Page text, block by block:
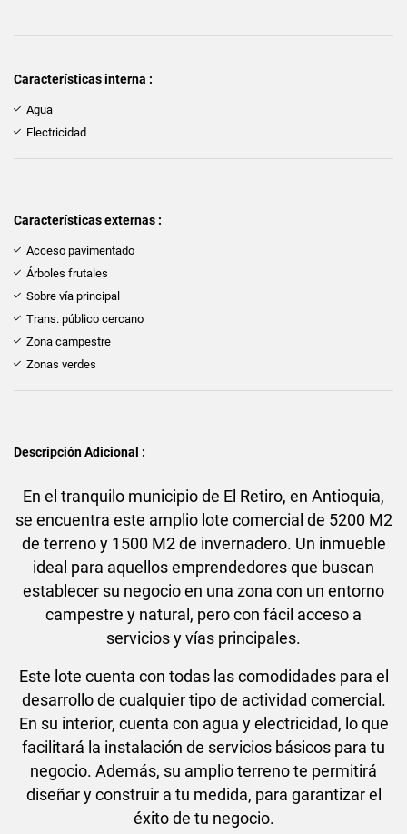
Características interna :
Agua
Electricidad
Características externas :
Acceso pavimentado
Árboles frutales
Sobre vía principal
Trans. público cercano
Zona campestre
Zonas verdes
Descripción Adicional :
En el tranquilo municipio de El Retiro, en Antioquia,
se encuentra este amplio lote comercial de 5200 M2
de terreno y 1500 M2 de invernadero. Un inmueble
ideal para aquellos emprendedores que buscan
establecer su negocio en una zona con un entorno
campestre y natural, pero con fácil acceso a
servicios y vías principales.
Este lote cuenta con todas las comodidades para el
desarrollo de cualquier tipo de actividad comercial.
En su interior, cuenta con agua y electricidad, lo que
facilitará la instalación de servicios básicos para tu
negocio. Además, su amplio terreno te permitirá
diseñar y construir a tu medida, para garantizar el
éxito de tu negocio.